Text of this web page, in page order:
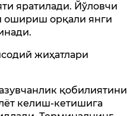
яратилади. Йўловчи
ошириш орқали янги
жиҳатлари
қобилиятини
келиш-кетишига